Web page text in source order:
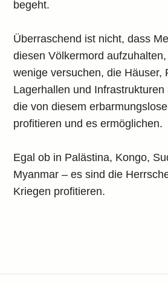
begeht.
Überraschend ist nicht, dass
diesen Völkermord
wenige versuchen, die Häuser,
Lagerhallen und
die von diesem
profitieren und es ermöglichen.
Egal ob in Palästina, Kongo,
Myanmar – es sind die
Kriegen profitieren.